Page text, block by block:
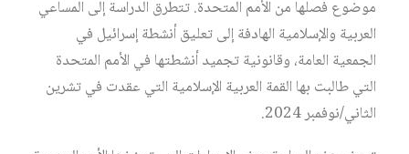
موضوع فصلها من الأمم المتحدة. تتطرق الدراسة إلى المساعي
العربية والإسلامية الهادفة إلى تعليق أنشطة إسرائيل في
الجمعية العامة، وقانونية تجميد أنشطتها في الأمم المتحدة
التي طالبت بها القمة العربية الإسلامية التي عقدت في تشرين
الثاني/نوفمبر 2024.